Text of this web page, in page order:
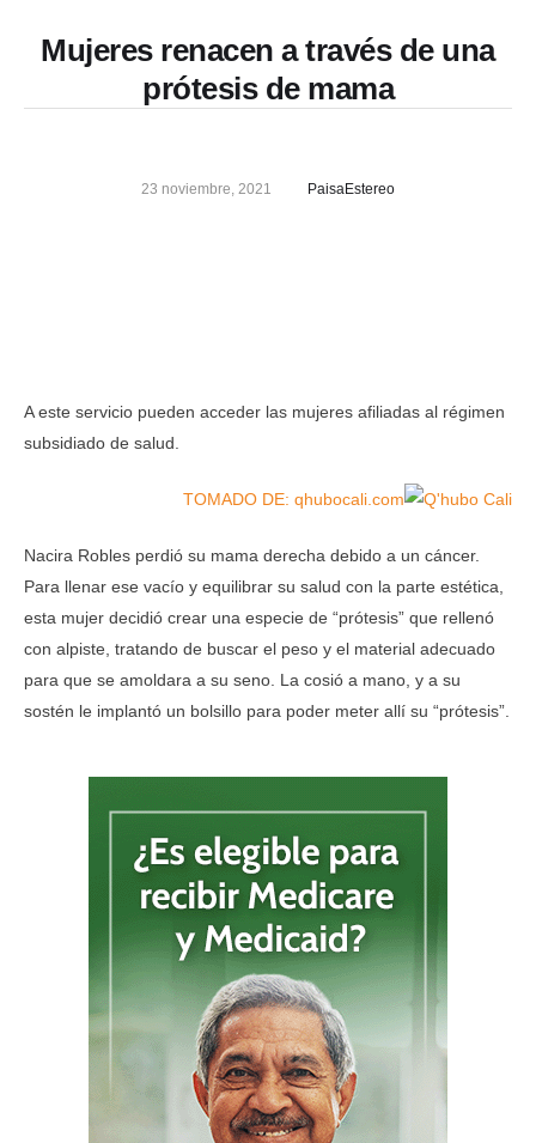
Mujeres renacen a través de una
prótesis de mama
23 noviembre, 2021 PaisaEstereo
A este servicio pueden acceder las mujeres afiliadas al régimen
subsidiado de salud.
TOMADO DE: qhubocali.com
Nacira Robles perdió su mama derecha debido a un cáncer.
Para llenar ese vacío y equilibrar su salud con la parte estética,
esta mujer decidió crear una especie de “prótesis” que rellenó
con alpiste, tratando de buscar el peso y el material adecuado
para que se amoldara a su seno. La cosió a mano, y a su
sostén le implantó un bolsillo para poder meter allí su “prótesis”.